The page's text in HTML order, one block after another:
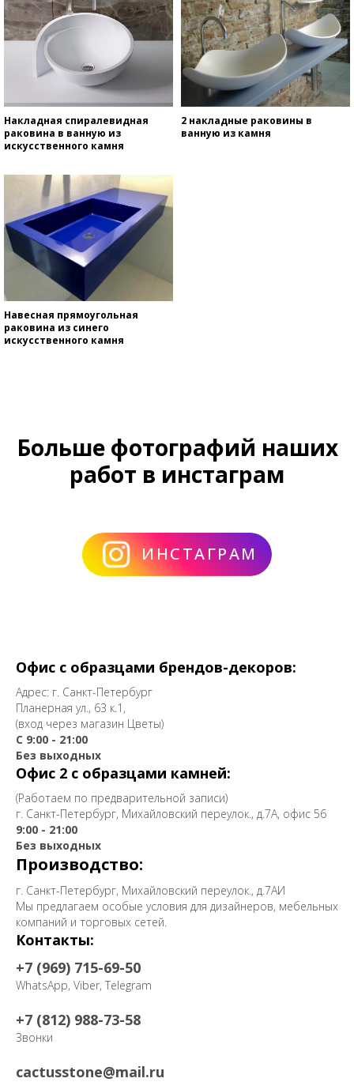
Накладная спиралевидная
раковина в ванную из
искусственного камня
2 накладные раковины в
ванную из камня
Навесная прямоугольная
раковина из синего
искусственного камня
Больше фотографий наших
работ в инстаграм
ИНСТАГРАМ
Офис с образцами брендов-декоров:
Адрес: г. Санкт-Петербург
Планерная ул., 63 к.1,
(вход через магазин Цветы)
С 9:00 - 21:00
Без выходных
Офис 2 с образцами камней:
(Работаем по предварительной записи)
г. Санкт-Петербург, Михайловский переулок., д.7А, офис 56
9:00 - 21:00
Без выходных
Производство:
г. Санкт-Петербург, Михайловский переулок., д.7АИ
Мы предлагаем особые условия для дизайнеров, мебельных
компаний и торговых сетей.
Контакты:
+7 (969) 715-69-50
WhatsApp, Viber, Telegram
+7 (812) 988-73-58
Звонки
cactusstone@mail.ru